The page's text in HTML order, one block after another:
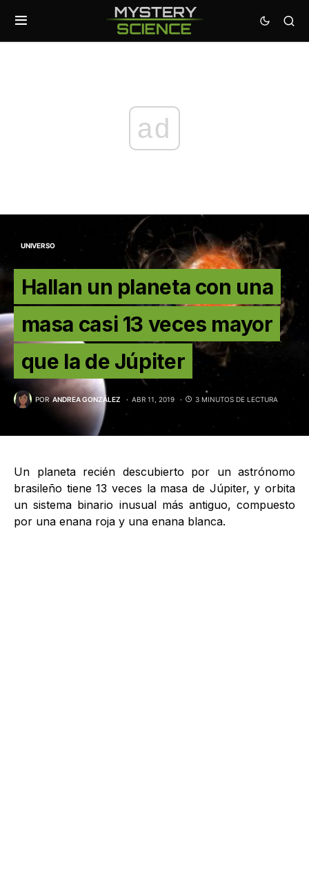
ad
UNIVERSO
Hallan un planeta con una
masa casi 13 veces mayor
que la de Júpiter
POR ANDREA GONZÁLEZ ABR 11, 2019 3 MINUTOS DE LECTURA
Un planeta recién descubierto por un astrónomo
brasileño tiene 13 veces la masa de Júpiter, y orbita
un sistema binario inusual más antiguo, compuesto
por una enana roja y una enana blanca.